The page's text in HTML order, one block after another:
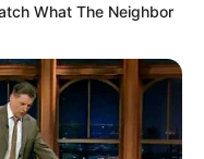
What The Neighbor